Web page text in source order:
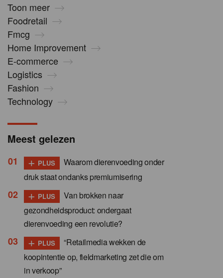
Toon meer
Foodretail
Fmcg
Home Improvement
E-commerce
Logistics
Fashion
Technology
Meest gelezen
+ PLUS
Waarom dierenvoeding onder
druk staat ondanks premiumisering
+ PLUS
Van brokken naar
gezondheidsproduct: ondergaat
dierenvoeding een revolutie?
+ PLUS
“Retailmedia wekken de
koopintentie op, fieldmarketing zet die om
in verkoop”